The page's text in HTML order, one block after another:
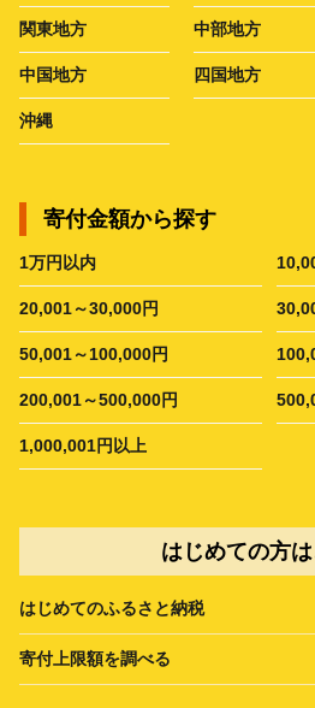
関東地方 中部地方
中国地方 四国地方
沖縄
寄付金額から探す
1万円以内
20,001～30,000円
50,001～100,000円
200,001～500,000円
1,000,001円以上
はじめての方
はじめてのふるさと納税
寄付上限額を調べる